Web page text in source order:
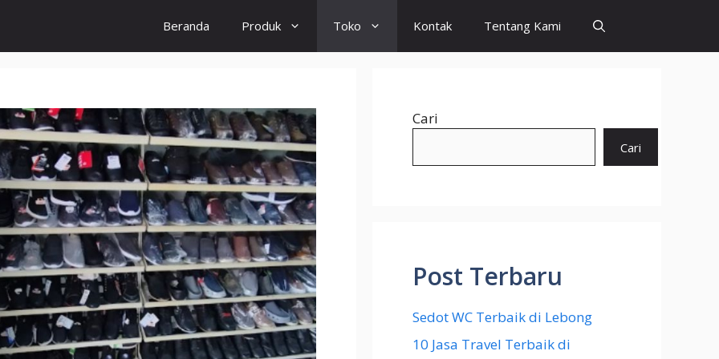
Beranda Produk Toko Kontak Tentang Kami
Cari
Cari
Post Terbaru
Sedot WC Terbaik di Lebong
10 Jasa Travel Terbaik di